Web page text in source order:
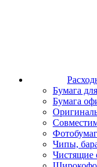
Бумага
Бумага
Чипы,
Чистящие